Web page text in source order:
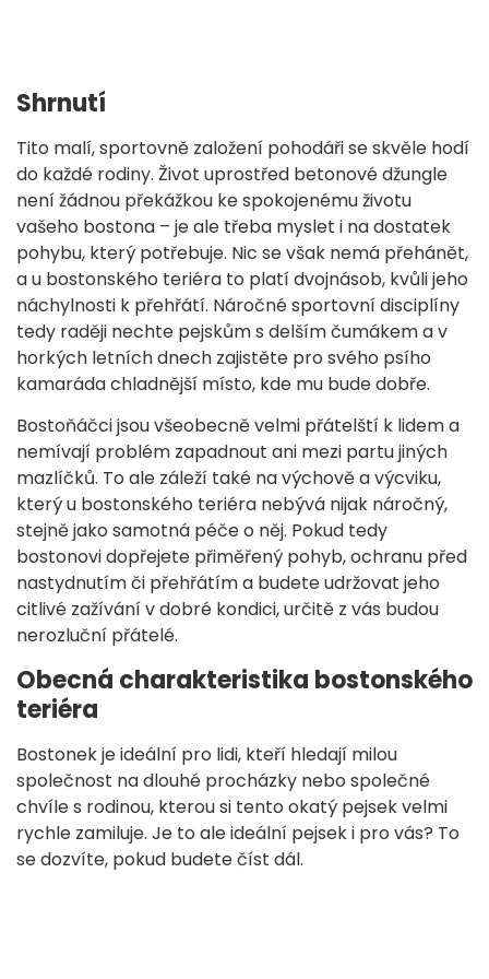
Shrnutí
Tito malí, sportovně založení pohodáři se skvěle hodí
do každé rodiny. Život uprostřed betonové džungle
není žádnou překážkou ke spokojenému životu
vašeho bostona – je ale třeba myslet i na dostatek
pohybu, který potřebuje. Nic se však nemá přehánět,
a u bostonského teriéra to platí dvojnásob, kvůli jeho
náchylnosti k přehřátí. Náročné sportovní disciplíny
tedy raději nechte pejskům s delším čumákem a v
horkých letních dnech zajistěte pro svého psího
kamaráda chladnější místo, kde mu bude dobře.
Bostoňáčci jsou všeobecně velmi přátelští k lidem a
nemívají problém zapadnout ani mezi partu jiných
mazlíčků. To ale záleží také na výchově a výcviku,
který u bostonského teriéra nebývá nijak náročný,
stejně jako samotná péče o něj. Pokud tedy
bostonovi dopřejete přiměřený pohyb, ochranu před
nastydnutím či přehřátím a budete udržovat jeho
citlivé zažívání v dobré kondici, určitě z vás budou
nerozluční přátelé.
Obecná charakteristika bostonského
teriéra
Bostonek je ideální pro lidi, kteří hledají milou
společnost na dlouhé procházky nebo společné
chvíle s rodinou, kterou si tento okatý pejsek velmi
rychle zamiluje. Je to ale ideální pejsek i pro vás? To
se dozvíte, pokud budete číst dál.